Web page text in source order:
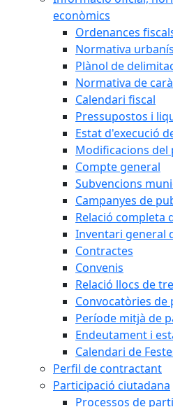
econòmics
Ordenances
Normativa
Plànol de
Normativa de
Calendari fiscal
Pressupostos i
Estat d'execució
Modificacions del
Compte general
Subvencions
Campanyes de
Relació completa
Inventari general
Contractes
Convenis
Relació llocs de
Convocatòries de
Període mitjà de
Endeutament i
Calendari de
Perfil de contractant
Participació ciutadana
Processos de